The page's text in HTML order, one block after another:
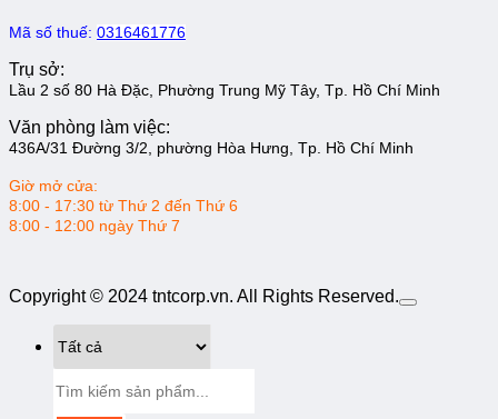
Mã số thuế: 0316461776
Trụ sở:
Lầu 2 số 80 Hà Đặc, Phường Trung Mỹ Tây, Tp. Hồ Chí Minh
Văn phòng làm việc:
436A/31 Đường 3/2, phường Hòa Hưng, Tp. Hồ Chí Minh
Giờ mở cửa:
8:00 - 17:30 từ Thứ 2 đến Thứ 6
8:00 - 12:00 ngày Thứ 7
Copyright © 2024 tntcorp.vn. All Rights Reserved.
kiếm: